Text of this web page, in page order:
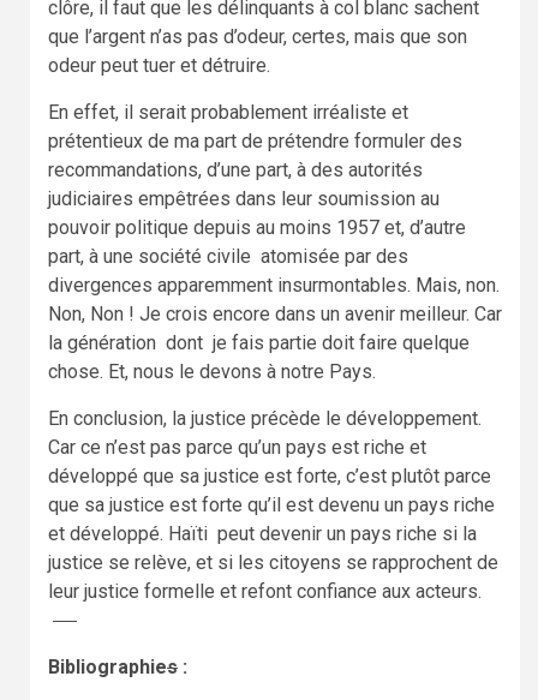
clôre, il faut que les délinquants à col blanc sachent
que l’argent n’as pas d’odeur, certes, mais que son
odeur peut tuer et détruire.
En effet, il serait probablement irréaliste et
prétentieux de ma part de prétendre formuler des
recommandations, d’une part, à des autorités
judiciaires empêtrées dans leur soumission au
pouvoir politique depuis au moins 1957 et, d’autre
part, à une société civile atomisée par des
divergences apparemment insurmontables. Mais, non.
Non, Non ! Je crois encore dans un avenir meilleur. Car
la génération dont je fais partie doit faire quelque
chose. Et, nous le devons à notre Pays.
En conclusion, la justice précède le développement.
Car ce n’est pas parce qu’un pays est riche et
développé que sa justice est forte, c’est plutôt parce
que sa justice est forte qu’il est devenu un pays riche
et développé. Haïti peut devenir un pays riche si la
justice se relève, et si les citoyens se rapprochent de
leur justice formelle et refont confiance aux acteurs.
Bibliographies :